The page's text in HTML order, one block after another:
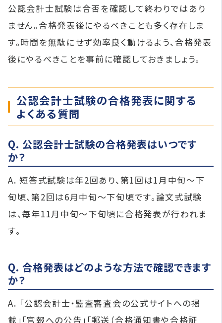
公認会計士試験は合否を確認して終わりではあり
ません。合格発表後にやるべきことも多く存在しま
す。時間を無駄にせず効率良く動けるよう、合格発表
後にやるべきことを事前に確認しておきましょう。
公認会計士試験の合格発表に関する
よくある質問
Q. 公認会計士試験の合格発表はいつです
か？
A. 短答式試験は年2回あり、第1回は1月中旬〜下
旬頃、第2回は6月中旬〜下旬頃です。論文式試験
は、毎年11月中旬〜下旬頃に合格発表が行われま
す。
Q. 合格発表はどのような方法で確認できます
か？
A. 「公認会計士・監査審査会の公式サイトへの掲
載」「官報への公告」「郵送（合格通知書や合格証